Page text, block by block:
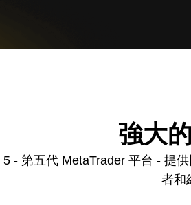
強大
5 - 第五代 MetaTrader 平台 - 提
者和